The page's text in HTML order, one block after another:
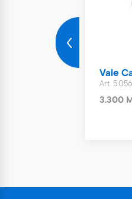
Vale
Art. 5.056
3.300